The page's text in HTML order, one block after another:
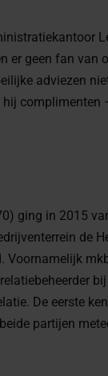
er geen fan van
adviezen
ging in 2015
de
Voornamelijk
De eerste
partijen